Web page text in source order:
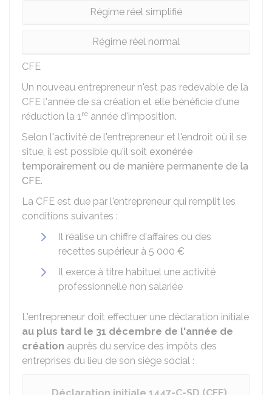
Régime réel simplifié
Régime réel normal
CFE
Un nouveau entrepreneur n'est pas redevable de la
CFE l'année de sa création et elle bénéficie d'une
réduction la 1re année d'imposition.
Selon l'activité de l'entrepreneur et l'endroit où il se
situe, il est possible qu'il soit exonérée
temporairement ou de manière permanente de la
CFE.
La CFE est due par l'entrepreneur qui remplit les
conditions suivantes :
Il réalise un chiffre d'affaires ou des
recettes supérieur à 5 000 €
Il exerce à titre habituel une activité
professionnelle non salariée
L'entrepreneur doit effectuer une déclaration initiale
au plus tard le 31 décembre de l'année de
création auprès du service des impôts des
entreprises du lieu de son siège social :